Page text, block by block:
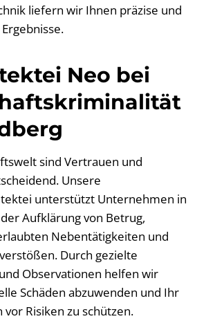
liefern wir Ihnen präzise und
Neo bei
sind Vertrauen und
Unsere
unterstützt Unternehmen in
Aufklärung von Betrug,
Nebentätigkeiten und
Durch gezielte
Observationen helfen wir
Schäden abzuwenden und Ihr
Risiken zu schützen.